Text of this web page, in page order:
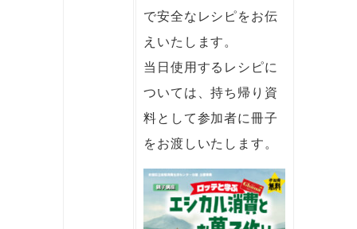
で安全なレシピをお伝
えいたします。
当日使用するレシピに
ついては、持ち帰り資
料として参加者に冊子
をお渡しいたします。